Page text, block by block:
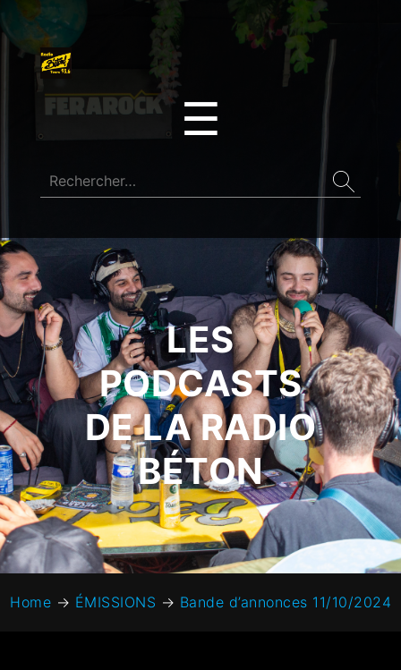
☰
LES
PODCASTS
DE LA RADIO
BÉTON
Home → ÉMISSIONS → Bande d’annonces 11/10/2024